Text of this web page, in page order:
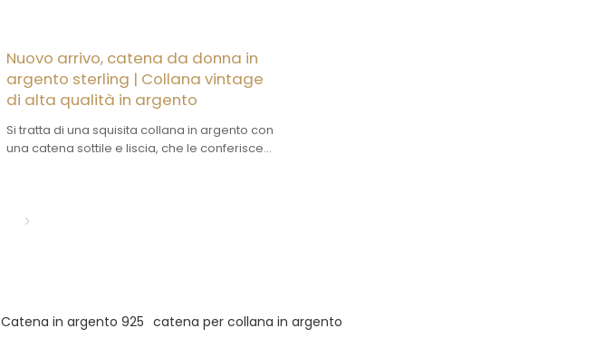
Nuovo arrivo, catena da donna in
argento sterling | Collana vintage
di alta qualità in argento
Si tratta di una squisita collana in argento con
una catena sottile e liscia, che le conferisce
Catena in argento 925 catena per collana in argento